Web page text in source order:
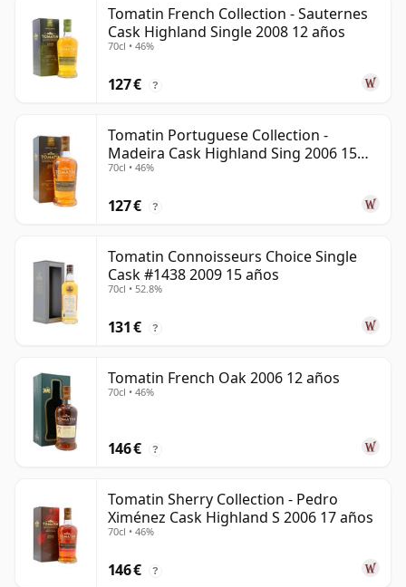
Tomatin French Collection - Sauternes
Cask Highland Single 2008 12 años
70cl • 46%
127 € ?
Tomatin Portuguese Collection -
Madeira Cask Highland Sing 2006 15
años
70cl • 46%
127 € ?
Tomatin Connoisseurs Choice Single
Cask #1438 2009 15 años
70cl • 52.8%
131 € ?
Tomatin French Oak 2006 12 años
70cl • 46%
146 € ?
Tomatin Sherry Collection - Pedro
Ximénez Cask Highland S 2006 17 años
70cl • 46%
146 € ?